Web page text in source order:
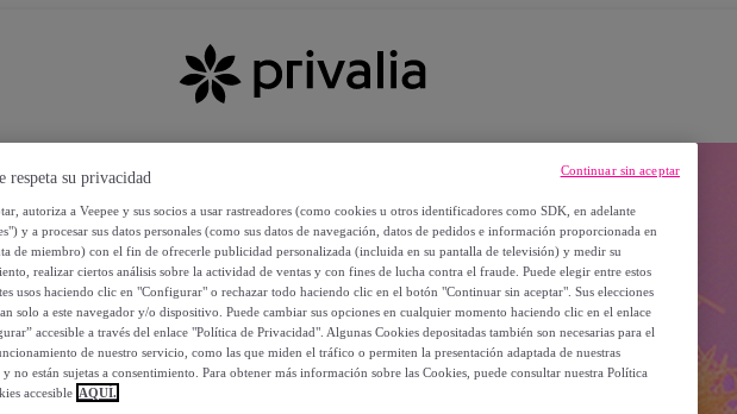
respeta su privacidad
autoriza a Veepee y sus socios a usar rastreadores (como cookies u otros identificadores como SDK, en adelante
y a procesar sus datos personales (como sus datos de navegación, datos de pedidos e información proporcionada en
de miembro) con el fin de ofrecerle publicidad personalizada (incluida en su pantalla de televisión) y medir su
realizar ciertos análisis sobre la actividad de ventas y con fines de lucha contra el fraude. Puede elegir entre estos
usos haciendo clic en "Configurar" o rechazar todo haciendo clic en el botón "Continuar sin aceptar". Sus elecciones
solo a este navegador y/o dispositivo. Puede cambiar sus opciones en cualquier momento haciendo clic en el enlace
accesible a través del enlace "Política de Privacidad". Algunas Cookies depositadas también son necesarias para el
de nuestro servicio, como las que miden el tráfico o permiten la presentación adaptada de nuestras
y no están sujetas a consentimiento. Para obtener más información sobre las Cookies, puede consultar nuestra Política
accesible AQUÍ.
Continuar sin aceptar